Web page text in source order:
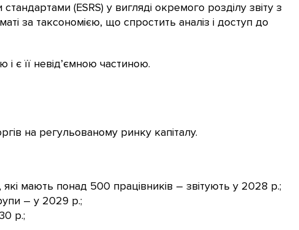
(ESRS) у вигляді окремого розділу звіту з
за таксономією, що спростить аналіз і доступ до
і є її невід’ємною частиною.
на регульованому ринку капіталу.
мають понад 500 працівників – звітують у 2028 р.;
– у 2029 р.;
р.;